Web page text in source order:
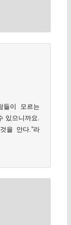
들이 모르는
있으니까요.
을 안다.”라